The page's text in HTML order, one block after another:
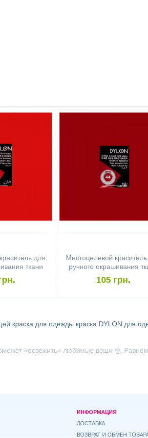
для
ткани
Scarlet
Многоцелевой
ручного окрашивания
DYLON Multipurpose
105 грн.
краска для одежды краска DYLON для
«освежить» любимые вещи ☝️.
ИНФОРМАЦИЯ
ДОСТАВКА
ВОЗВРАТ И ОБМЕН